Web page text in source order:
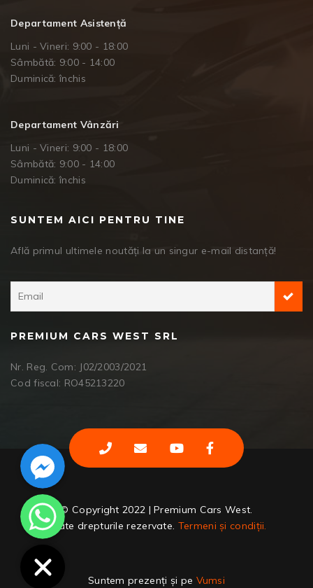
Departament Asistență
Luni - Vineri: 9:00 - 18:00
Sâmbătă: 9:00 - 14:00
Duminică: închis
Departament Vânzări
Luni - Vineri: 9:00 - 18:00
Sâmbătă: 9:00 - 14:00
Duminică: închis
SUNTEM AICI PENTRU TINE
Află primul ultimele noutăți la un singur e-mail distanță!
PREMIUM CARS WEST SRL
Nr. Reg. Com: J02/2003/2021
Cod fiscal: RO45213220
© Copyright 2022 | Premium Cars West.
Toate drepturile rezervate. Termeni și condiții.
Suntem prezenți și pe Vumsi
Facebook Messenger
WhatsApp